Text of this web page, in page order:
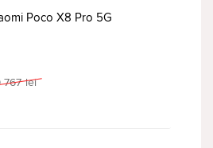
Poco X8 Pro 5G
767 lei